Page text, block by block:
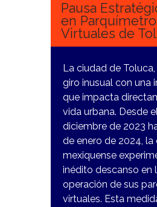
Pausa
en
Virtuales de
La ciudad de
giro inusual con una
que impacta
vida urbana. Desde
diciembre de 2023
de enero de 2024, la
mexiquense
inédito descanso en
operación de sus
virtuales. Esta